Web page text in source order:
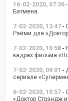
16-02-2020, 07:36
Бэтмена
7-02-2020, 13:47 -
Рэйми для
7-02-2020, 10:58 -
кадрах фильма
7-02-2020, 09:01 -
сериале
6-02-2020, 10:57 -
«Доктор Стрэндж